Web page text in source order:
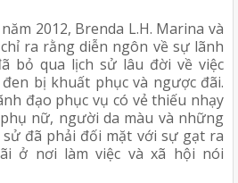
2012, Brenda L.H. Marina và
ra rằng diễn ngôn về sự lãnh
bỏ qua lịch sử lâu đời về việc
bị khuất phục và ngược đãi.
đạo phục vụ có vẻ thiếu nhạy
nữ, người da màu và những
đã phải đối mặt với sự gạt ra
ở nơi làm việc và xã hội nói